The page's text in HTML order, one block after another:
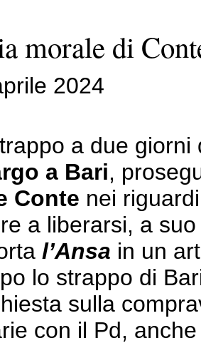
morale di
2024
a due
a Bari,
Conte nei
a liberarsi, a
l’Ansa in un
lo strappo di
sulla
con il Pd,